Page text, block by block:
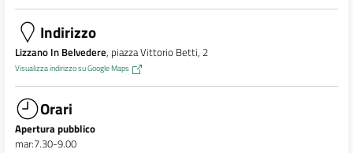
Indirizzo
Lizzano In Belvedere, piazza Vittorio Betti, 2
Visualizza indirizzo su Google Maps
Orari
Apertura pubblico
mar:7.30-9.00